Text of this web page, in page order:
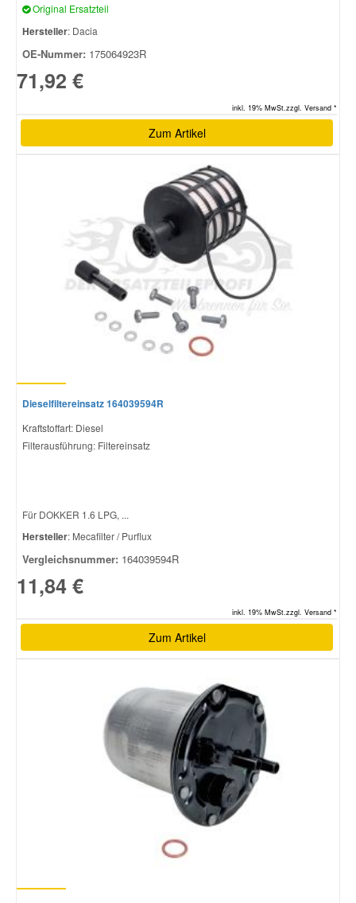
Original Ersatzteil
Hersteller: Dacia
OE-Nummer: 175064923R
71,92 €
inkl. 19% MwSt.zzgl. Versand *
Zum Artikel
Dieselfiltereinsatz 164039594R
Kraftstoffart: Diesel
Filterausführung: Filtereinsatz
Für DOKKER 1.6 LPG, ...
Hersteller: Mecafilter / Purflux
Vergleichsnummer: 164039594R
11,84 €
inkl. 19% MwSt.zzgl. Versand *
Zum Artikel